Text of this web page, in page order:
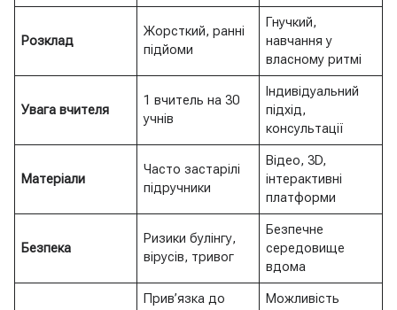
Розклад
Жорсткий, ранні
підйоми
Гнучкий,
навчання у
власному ритмі
Увага вчителя
1 вчитель на 30
учнів
Індивідуальний
підхід,
консультації
Матеріали
Часто застарілі
підручники
Відео, 3D,
інтерактивні
платформи
Безпека
Ризики булінгу,
вірусів, тривог
Безпечне
середовище
вдома
Прив’язка до
Можливість